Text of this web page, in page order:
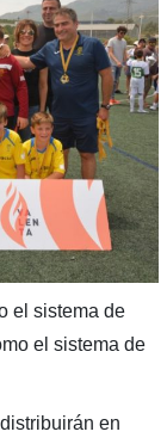
el sistema de
el sistema de
en